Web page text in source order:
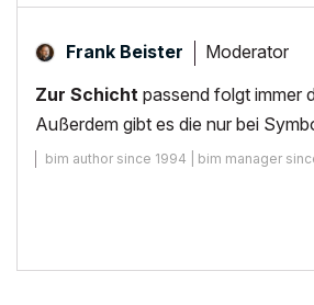
Frank Beister Moderator
Zur Schicht passend folgt immer
Außerdem gibt es die nur bei
bim author since 1994 | bim manager